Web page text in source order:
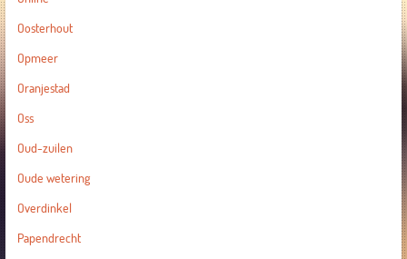
Oosterhout
Opmeer
Oranjestad
Oss
Oud-zuilen
Oude wetering
Overdinkel
Papendrecht